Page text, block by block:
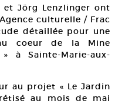
et Jörg Lenzlinger ont
culturelle / Frac
détaillée pour une
coeur de la Mine
à Sainte-Marie-aux-
au projet « Le Jardin
au mois de mai